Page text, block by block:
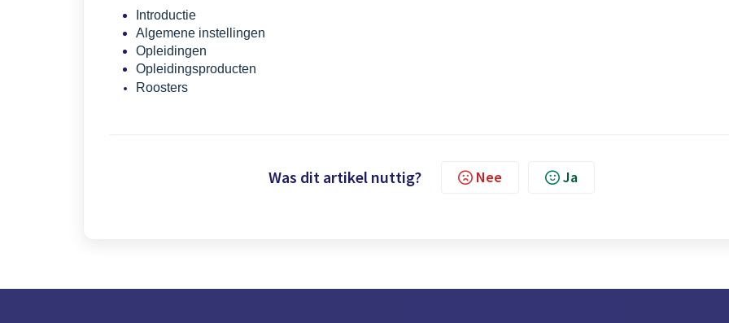
Introductie
Algemene instellingen
Opleidingen
Opleidingsproducten
Roosters
Was dit artikel nuttig? Nee Ja